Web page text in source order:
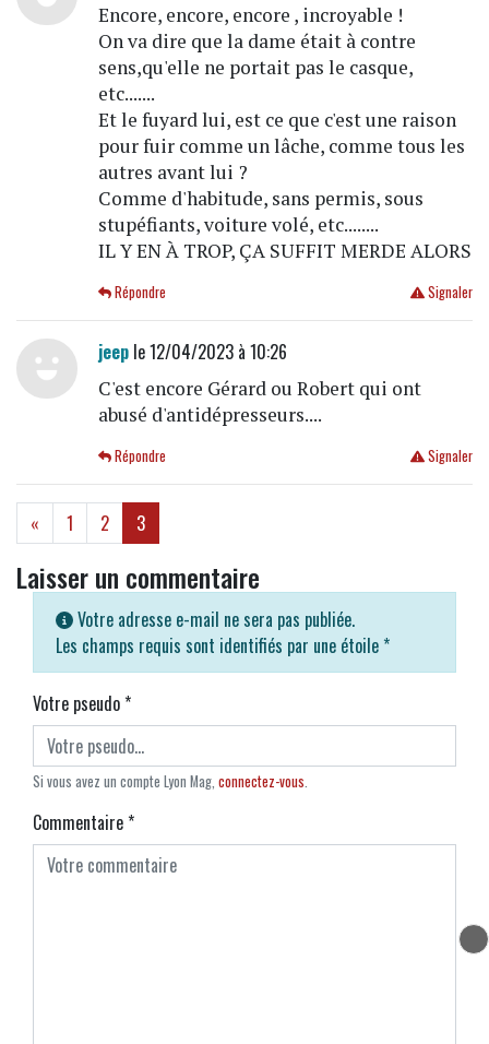
Encore, encore, encore , incroyable !
On va dire que la dame était à contre
sens,qu'elle ne portait pas le casque,
etc.......
Et le fuyard lui, est ce que c'est une raison
pour fuir comme un lâche, comme tous les
autres avant lui ?
Comme d'habitude, sans permis, sous
stupéfiants, voiture volé, etc........
IL Y EN À TROP, ÇA SUFFIT MERDE ALORS
Signaler
Répondre
jeeple 12/04/2023 à 10:26
C'est encore Gérard ou Robert qui ont
abusé d'antidépresseurs....
Signaler
Répondre
« 1 2 3(current)
Laisser un commentaire
Votre adresse e-mail ne sera pas publiée.
Les champs requis sont identifiés par une étoile *
Votre pseudo*
Si vous avez un compte Lyon Mag, connectez-vous
Commentaire*